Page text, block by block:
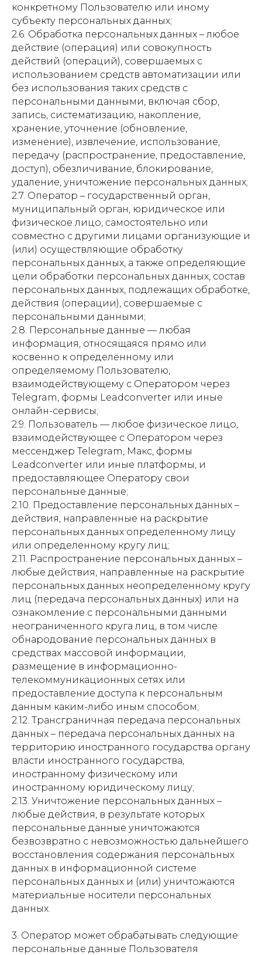
конкретному Пользователю или иному
субъекту персональных данных;
2.6. Обработка персональных данных – любое
действие (операция) или совокупность
действий (операций), совершаемых с
использованием средств автоматизации или
без использования таких средств с
персональными данными, включая сбор,
запись, систематизацию, накопление,
хранение, уточнение (обновление,
изменение), извлечение, использование,
передачу (распространение, предоставление,
доступ), обезличивание, блокирование,
удаление, уничтожение персональных данных;
2.7. Оператор – государственный орган,
муниципальный орган, юридическое или
физическое лицо, самостоятельно или
совместно с другими лицами организующие и
(или) осуществляющие обработку
персональных данных, а также определяющие
цели обработки персональных данных, состав
персональных данных, подлежащих обработке,
действия (операции), совершаемые с
персональными данными;
2.8. Персональные данные — любая
информация, относящаяся прямо или
косвенно к определённому или
определяемому Пользователю,
взаимодействующему с Оператором через
Telegram, формы Leadconverter или иные
онлайн-сервисы;
2.9. Пользователь — любое физическое лицо,
взаимодействующее с Оператором через
мессенджер Telegram, Макс, формы
Leadconverter или иные платформы, и
предоставляющее Оператору свои
персональные данные;
2.10. Предоставление персональных данных –
действия, направленные на раскрытие
персональных данных определенному лицу
или определенному кругу лиц;
2.11. Распространение персональных данных –
любые действия, направленные на раскрытие
персональных данных неопределенному кругу
лиц (передача персональных данных) или на
ознакомление с персональными данными
неограниченного круга лиц, в том числе
обнародование персональных данных в
средствах массовой информации,
размещение в информационно-
телекоммуникационных сетях или
предоставление доступа к персональным
данным каким-либо иным способом;
2.12. Трансграничная передача персональных
данных – передача персональных данных на
территорию иностранного государства органу
власти иностранного государства,
иностранному физическому или
иностранному юридическому лицу;
2.13. Уничтожение персональных данных –
любые действия, в результате которых
персональные данные уничтожаются
безвозвратно с невозможностью дальнейшего
восстановления содержания персональных
данных в информационной системе
персональных данных и (или) уничтожаются
материальные носители персональных
данных.
3. Оператор может обрабатывать следующие
персональные данные Пользователя